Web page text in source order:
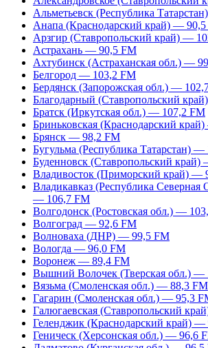
Альметьевск (Республика
Анапа (Краснодарский край) —
Арзгир (Ставропольский край) —
Астрахань — 90,5 FM
Ахтубинск (Астраханская обл.) —
Белгород — 103,2 FM
Бердянск (Запорожская обл.) —
Благодарный (Ставропольский
Братск (Иркутская обл.) — 107,2 FM
Бриньковская (Краснодарский
Брянск — 98,2 FM
Бугульма (Республика Татарстан) —
Буденновск (Ставропольский
Владивосток (Приморский край) —
Владикавказ (Республика
— 106,7 FM
Волгодонск (Ростовская обл.) —
Волгоград — 92,6 FM
Волноваха (ДНР) — 99,5 FM
Вологда — 96,0 FM
Воронеж — 89,4 FM
Вышний Волочек (Тверская обл.) —
Вязьма (Смоленская обл.) — 88,3 FM
Гагарин (Смоленская обл.) — 95,3
Галюгаевская (Ставропольский
Геленджик (Краснодарский край) —
Геническ (Херсонская обл.) — 96,6